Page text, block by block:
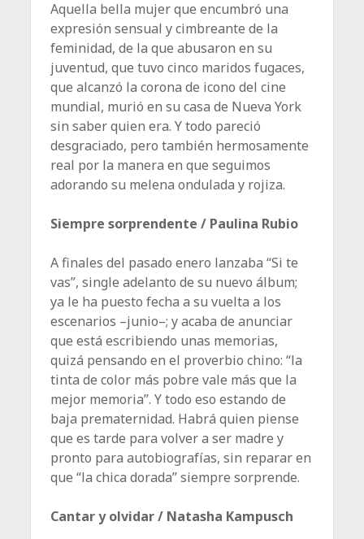
Aquella bella mujer que encumbró una
expresión sensual y cimbreante de la
feminidad, de la que abusaron en su
juventud, que tuvo cinco maridos fugaces,
que alcanzó la corona de icono del cine
mundial, murió en su casa de Nueva York
sin saber quien era. Y todo pareció
desgraciado, pero también hermosamente
real por la manera en que seguimos
adorando su melena ondulada y rojiza.
Siempre sorprendente / Paulina Rubio
A finales del pasado enero lanzaba “Si te
vas”, single adelanto de su nuevo álbum;
ya le ha puesto fecha a su vuelta a los
escenarios –junio–; y acaba de anunciar
que está escribiendo unas memorias,
quizá pensando en el proverbio chino: “la
tinta de color más pobre vale más que la
mejor memoria”. Y todo eso estando de
baja prematernidad. Habrá quien piense
que es tarde para volver a ser madre y
pronto para autobiografías, sin reparar en
que “la chica dorada” siempre sorprende.
Cantar y olvidar / Natasha Kampusch